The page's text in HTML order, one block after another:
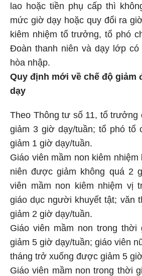
lao hoặc tiền phụ cấp thì
mức giờ dạy hoặc quy đổi ra
kiêm nhiệm tổ trưởng, tổ phó
Đoàn thanh niên và dạy lớp có
hòa nhập.
Quy định mới về chế độ giảm
dạy
Theo Thông tư số 11, tổ trưởng
giảm 3 giờ dạy/tuần; tổ phó tổ
giảm 1 giờ dạy/tuần.
Giáo viên mầm non kiêm
niên được giảm không quá 2
viên mầm non kiêm nhiệm vị
giáo dục người khuyết tật; văn
giảm 2 giờ dạy/tuần.
Giáo viên mầm non trong
giảm 5 giờ dạy/tuần; giáo viên
tháng trở xuống được giảm 5
Giáo viên mầm non trong thời